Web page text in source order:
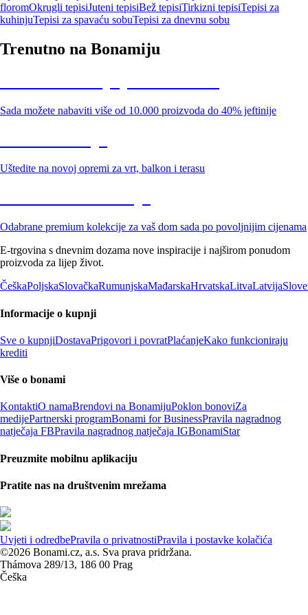
floromOkrugli tepisiJuteni tepisiBež tepisiTirkizni tepisiTepisi za
kuhinjuTepisi za spavaću sobuTepisi za dnevnu sobu
Trenutno na Bonamiju
Sada možete nabaviti više od 10.000 proizvoda do 40% jeftinije
Uštedite na novoj opremi za vrt, balkon i terasu
Odabrane premium kolekcije za vaš dom sada po povoljnijim cijenama
E-trgovina s dnevnim dozama nove inspiracije i najširom ponudom
proizvoda za lijep život.
ČeškaPoljskaSlovačkaRumunjskaMađarskaHrvatskaLitvaLatvija
Informacije o kupnji
Sve o kupnjiDostavaPrigovori i povratPlaćanjeKako funkcioniraju
krediti
Više o bonami
KontaktiO namaBrendovi na BonamijuPoklon bonoviZa
medijePartnerski programBonami for BusinessPravila nagradnog
natječaja FBPravila nagradnog natječaja IGBonamiStar
Preuzmite mobilnu aplikaciju
Pratite nas na društvenim mrežama
Uvjeti i odredbePravila o privatnostiPravila i postavke kolačića
©2026 Bonami.cz, a.s. Sva prava pridržana.
Thámova 289/13, 186 00 Prag
Češka